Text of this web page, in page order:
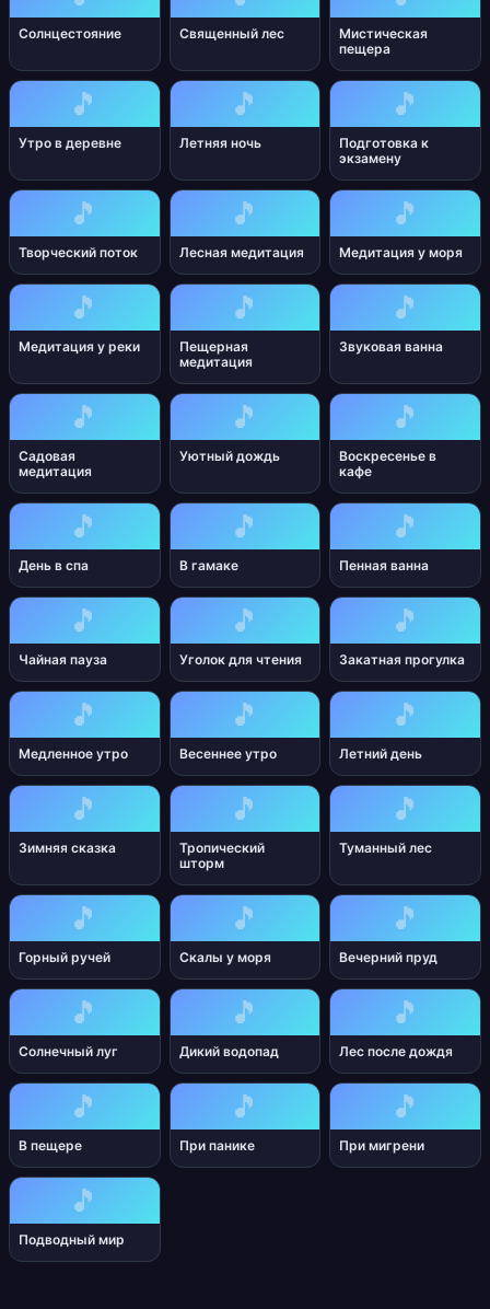
Солнцестояние Священный лес
Мистическая
пещера
🎵
Утро в деревне
🎵
Летняя ночь
🎵
Подготовка к
экзамену
🎵
Творческий поток
🎵
Лесная медитация
🎵
Медитация у моря
🎵
Медитация у реки
🎵
Пещерная
медитация
🎵
Звуковая ванна
🎵
Садовая
медитация
🎵
Уютный дождь
🎵
Воскресенье в
кафе
🎵
День в спа
🎵
В гамаке
🎵
Пенная ванна
🎵
Чайная пауза
🎵
Уголок для чтения
🎵
Закатная прогулка
🎵
Медленное утро
🎵
Весеннее утро
🎵
Летний день
🎵
Зимняя сказка
🎵
Тропический
шторм
🎵
Туманный лес
🎵
Горный ручей
🎵
Скалы у моря
🎵
Вечерний пруд
🎵
Солнечный луг
🎵
Дикий водопад
🎵
Лес после дождя
🎵
В пещере
🎵
При панике
🎵
При мигрени
🎵
Подводный мир